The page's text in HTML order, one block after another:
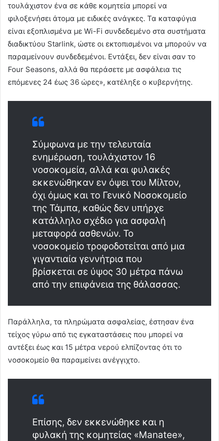
τουλάχιστον ένα σε κάθε κομητεία μπορεί να
φιλοξενήσει άτομα με ειδικές ανάγκες. Τα καταφύγια
είναι εξοπλισμένα με Wi-Fi συνδεδεμένο στα συστήματα
διαδικτύου Starlink, ώστε οι εκτοπισμένοι να μπορούν να
παραμείνουν συνδεδεμένοι. Εντάξει, δεν είναι σαν το
Four Seasons, αλλά θα περάσετε με ασφάλεια τις
επόμενες 24 έως 36 ώρες», κατέληξε ο κυβερνήτης.
Σύμφωνα με την τελευταία
ενημέρωση, τουλάχιστον 16
νοσοκομεία, αλλά και φυλακές
εκκενώθηκαν εν όψει του Μίλτον,
όχι όμως και το Γενικό Νοσοκομείο
της Τάμπα, καθώς δεν υπήρχε
κατάλληλο σχέδιο για ασφαλή
μεταφορά ασθενών. Το
νοσοκομείο τροφοδοτείται από μια
γιγαντιαία γεννήτρια που
βρίσκεται σε ύψος 30 μέτρα πάνω
από την επιφάνεια της θάλασσας.
Παράλληλα, τα πληρώματα ασφαλείας, έστησαν ένα
τείχος γύρω από τις εγκαταστάσεις που μπορεί να
αντέξει έως και 15 μέτρα νερού ελπίζοντας ότι το
νοσοκομείο θα παραμείνει ανέγγιχτο.
Επίσης, δεν εκκενώθηκε και η
φυλακή της κομητείας «Manatee»,